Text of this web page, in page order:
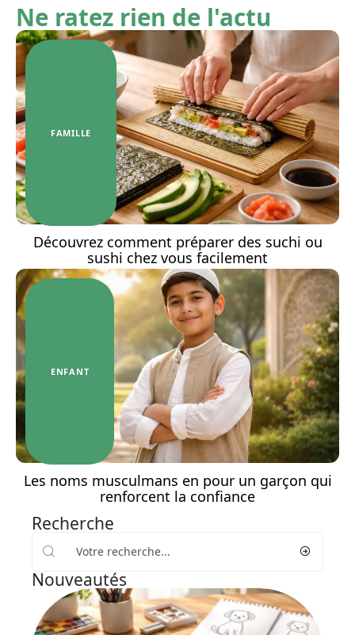
Ne ratez rien de l'actu
FAMILLE
Découvrez comment préparer des suchi ou
sushi chez vous facilement
ENFANT
Les noms musculmans en pour un garçon qui
renforcent la confiance
Recherche
Nouveautés